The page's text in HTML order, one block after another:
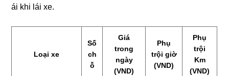
ái khi lái xe.
Loại xe
Số
ch
ỗ
Giá
trong
ngày
(VND)
Phụ
trội giờ
(VND)
Phụ
trội
Km
(VND)